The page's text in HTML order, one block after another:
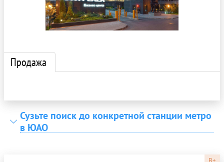
Продажа
Сузьте поиск до конкретной станции метро
в ЮАО
B+